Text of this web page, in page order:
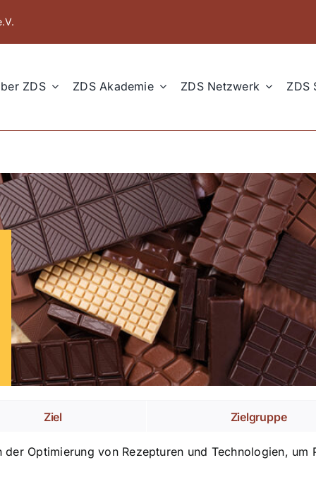
ZDS ZDS Akademie ZDS Netzwerk ZDS
Ziel Zielgruppe
Optimierung von Rezepturen und Technologien,